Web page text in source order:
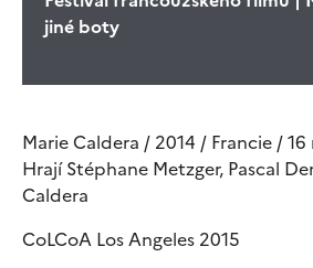
jiné boty
Marie Caldera / 2014 / Francie / 16
Hrají Stéphane Metzger, Pascal
Caldera
CoLCoA Los Angeles 2015